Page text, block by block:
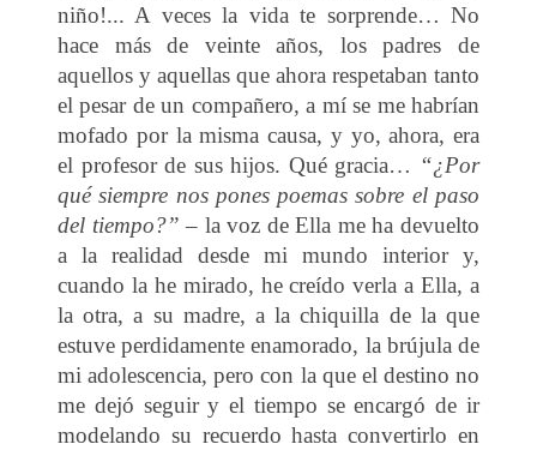
niño!... A veces la vida te sorprende… No
hace más de veinte años, los padres de
aquellos y aquellas que ahora respetaban tanto
el pesar de un compañero, a mí se me habrían
mofado por la misma causa, y yo, ahora, era
el profesor de sus hijos. Qué gracia… “¿Por
qué siempre nos pones poemas sobre el paso
del tiempo?” – la voz de Ella me ha devuelto
a la realidad desde mi mundo interior y,
cuando la he mirado, he creído verla a Ella, a
la otra, a su madre, a la chiquilla de la que
estuve perdidamente enamorado, la brújula de
mi adolescencia, pero con la que el destino no
me dejó seguir y el tiempo se encargó de ir
modelando su recuerdo hasta convertirlo en